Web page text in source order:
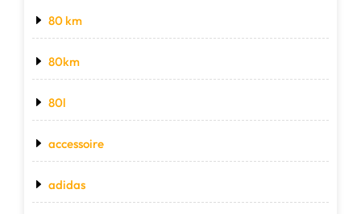
80 km
80km
80l
accessoire
adidas